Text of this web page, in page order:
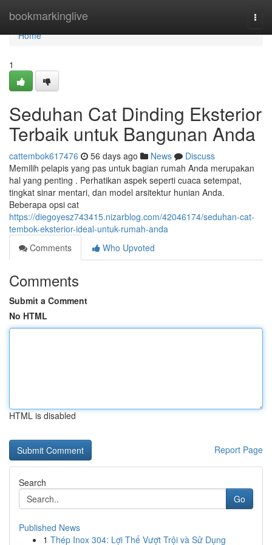
bookmarkinglive
Home
Home
1
Seduhan Cat Dinding Eksterior
Terbaik untuk Bangunan Anda
cattembok617476 56 days ago News
Discuss
Memilih pelapis yang pas untuk bagian rumah Anda merupakan
hal yang penting . Perhatikan aspek seperti cuaca setempat,
tingkat sinar mentari, dan model arsitektur hunian Anda.
Beberapa opsi cat
https://diegoyesz743415.nizarblog.com/42046174/seduhan-cat-
tembok-eksterior-ideal-untuk-rumah-anda
Comments
Who Upvoted
Comments
Submit a Comment
No HTML
HTML is disabled
Report Page
Search
Go
Published News
1 Thép Inox 304: Lợi Thế Vượt Trội và Sử Dụng